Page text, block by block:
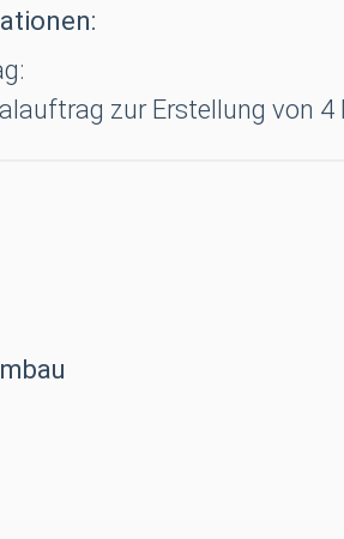
zur Erstellung von
Dorfstrasse 69